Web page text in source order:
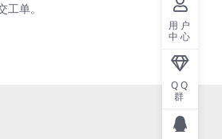
工单。
用户
中心
QQ
群